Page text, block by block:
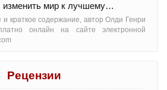
изменить мир к лучшему…
и краткое содержание, автор Олди Генри
онлайн на сайте электронной
Рецензии